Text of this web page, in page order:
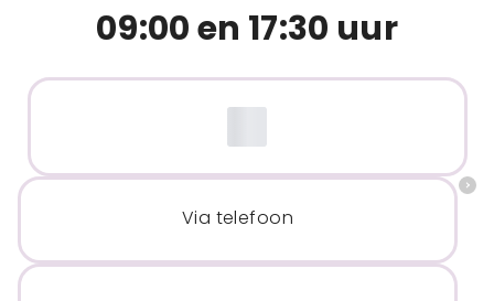
09:00 en 17:30 uur
Via telefoon